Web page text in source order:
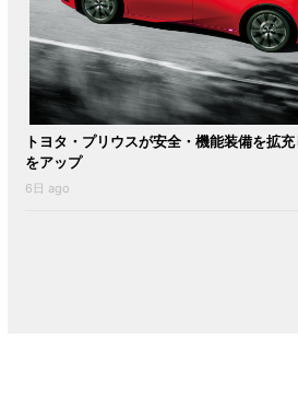
トヨタ・プリウスが安全・機能装備を拡
をアップ
6日 ago